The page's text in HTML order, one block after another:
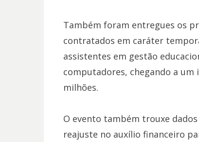
Também foram entregues os
contratados em caráter
assistentes em gestão
computadores, chegando a
milhões.
O evento também trouxe
reajuste no auxílio financeiro